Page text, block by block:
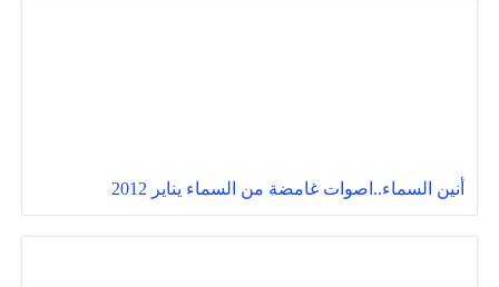
أنين السماء..اصوات غامضة من السماء يناير 2012